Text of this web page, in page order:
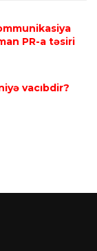
PR-a təsiri
vacıbdir?